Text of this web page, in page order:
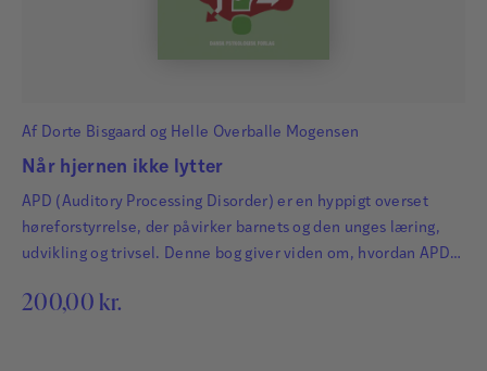
Af Dorte Bisgaard og Helle Overballe Mogensen
Når hjernen ikke lytter
APD (Auditory Processing Disorder) er en hyppigt overset
høreforstyrrelse, der påvirker barnets og den unges læring,
udvikling og trivsel. Denne bog giver viden om, hvordan APD
man som forælder eller fagperson kan gøre for at støtte børn
200,00 kr.